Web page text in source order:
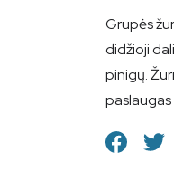
Grupės
didžioji
pinigų.
paslaugas